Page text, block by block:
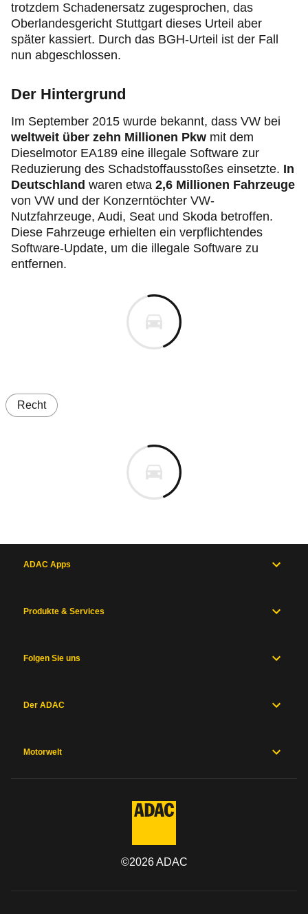
trotzdem Schadenersatz zugesprochen, das
Oberlandesgericht Stuttgart dieses Urteil aber
später kassiert. Durch das BGH-Urteil ist der Fall
nun abgeschlossen.
Der Hintergrund
Im September 2015 wurde bekannt, dass VW bei
weltweit über zehn Millionen Pkw mit dem
Dieselmotor EA189 eine illegale Software zur
Reduzierung des Schadstoffausstoßes einsetzte. In
Deutschland waren etwa 2,6 Millionen Fahrzeuge
von VW und der Konzerntöchter VW-
Nutzfahrzeuge, Audi, Seat und Skoda betroffen.
Diese Fahrzeuge erhielten ein verpflichtendes
Software-Update, um die illegale Software zu
entfernen.
Recht
ADAC Apps
Produkte & Services
Folgen Sie uns
Der ADAC
Motorwelt
©2026ADAC